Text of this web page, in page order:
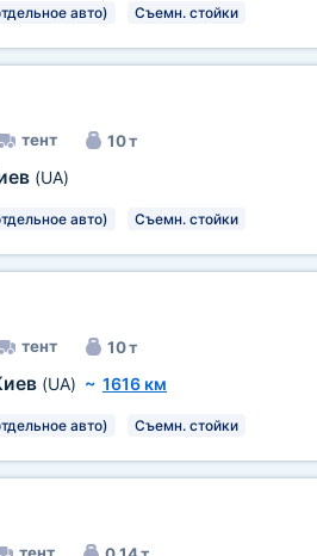
авто) Съемн. стойки
тент 10 т
(UA)
авто) Съемн. стойки
тент 10 т
(UA) ~ 1616 км
авто) Съемн. стойки